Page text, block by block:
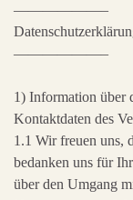
——————–
——————–
1) Information über
Kontaktdaten des
1.1 Wir freuen uns,
bedanken uns für
über den Umgang